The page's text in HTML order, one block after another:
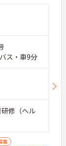
ス・車9分
修（ヘル
集